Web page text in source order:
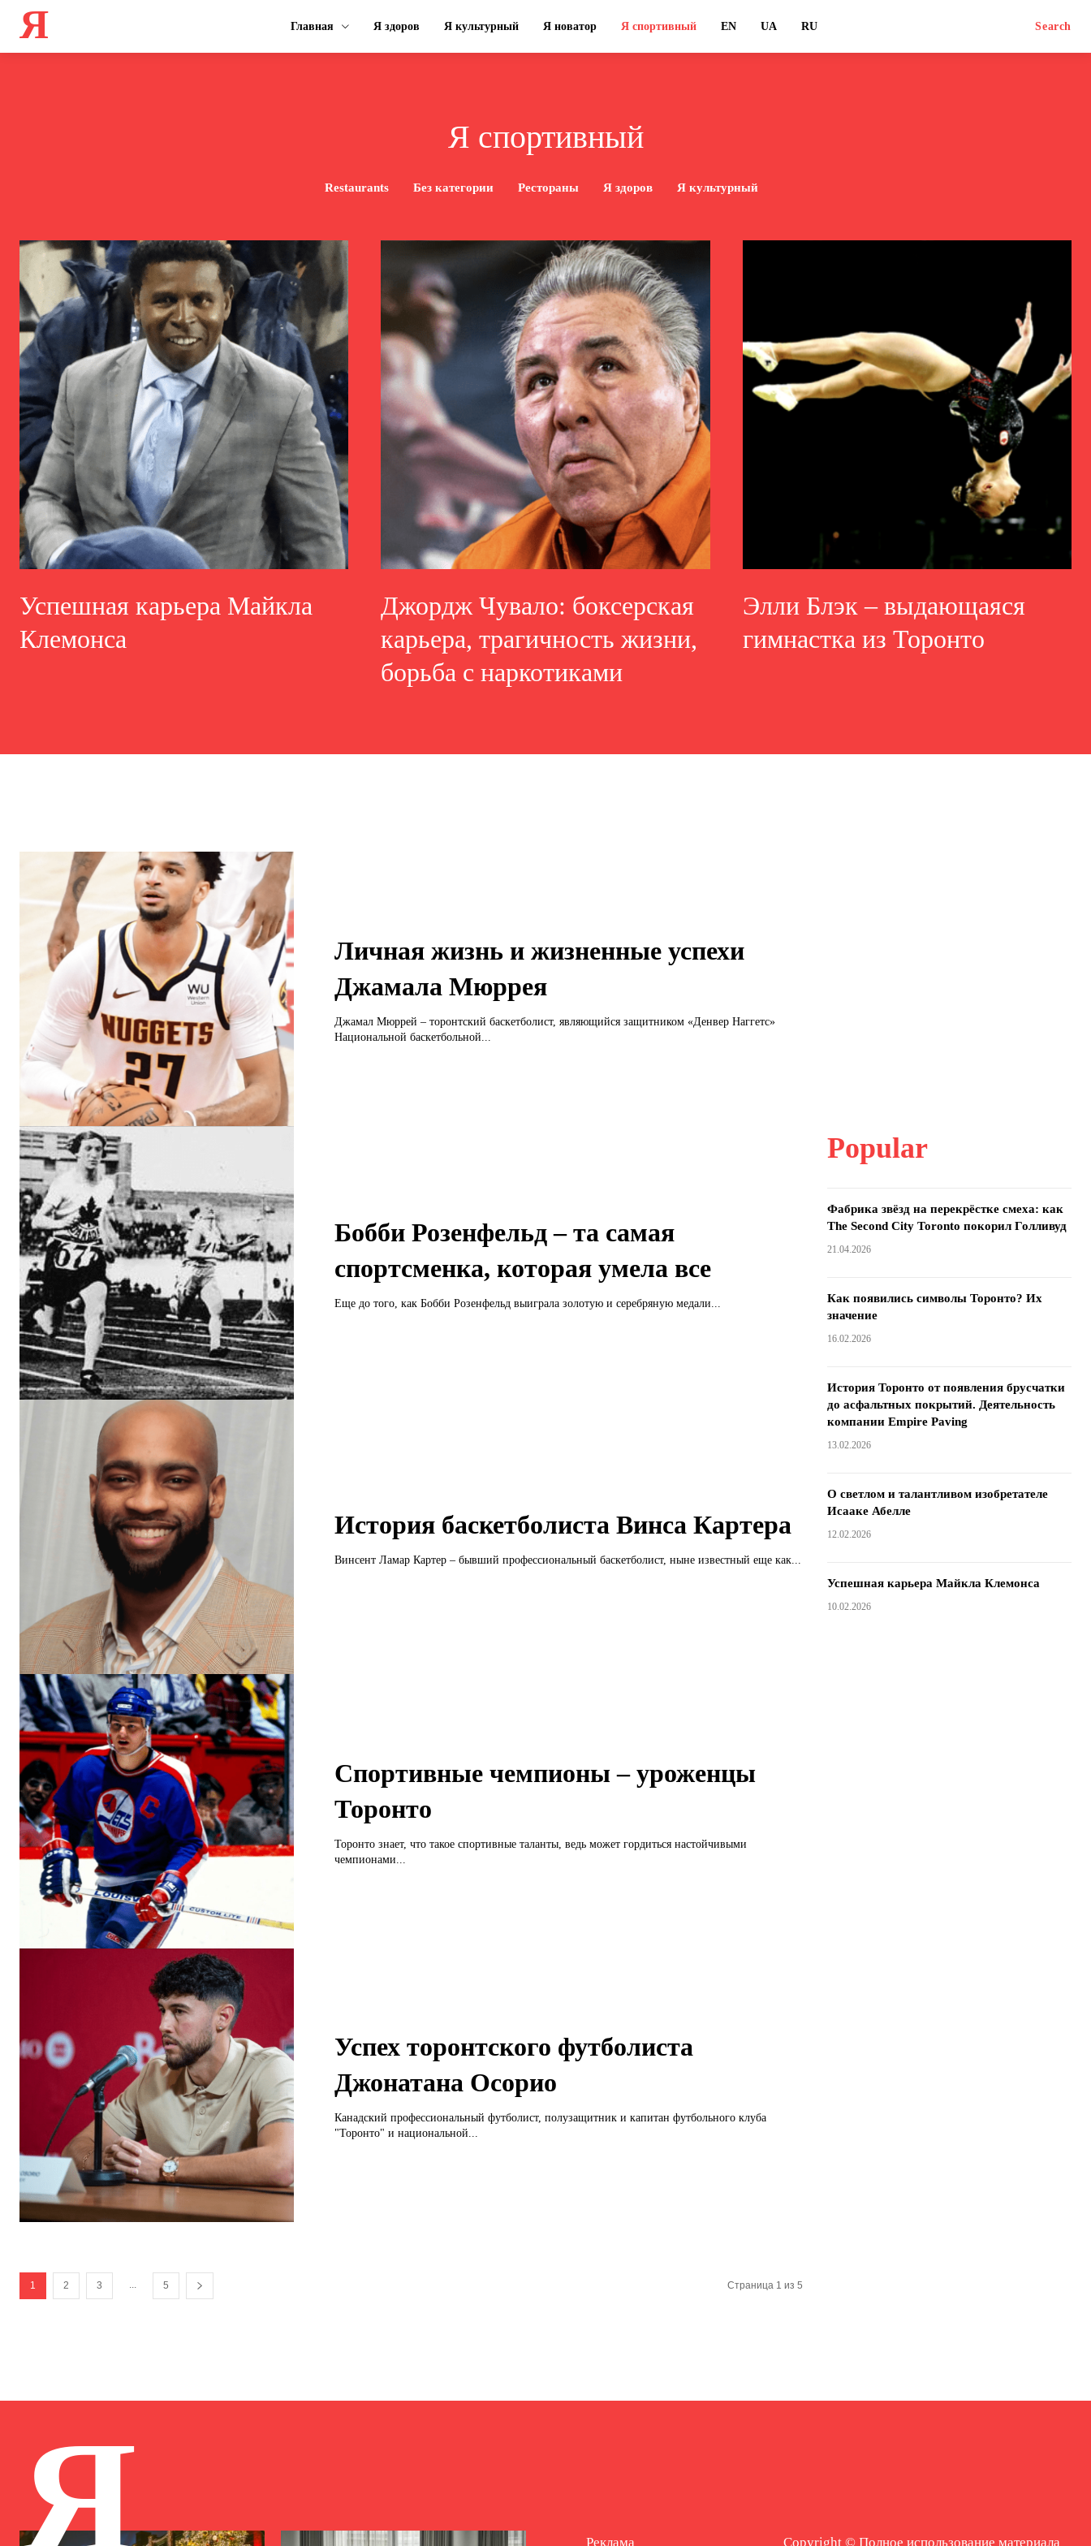
Я Главная Я здоров Я культурный Я новатор Я спортивный EN UA RU Search
Я спортивный
Restaurants Без категории Рестораны Я здоров Я культурный
Успешная карьера Майкла
Клемонса
Джордж Чувало: боксерская
карьера, трагичность жизни,
борьба с наркотиками
Элли Блэк – выдающаяся
гимнастка из Торонто
Личная жизнь и жизненные успехи
Джамала Мюррея
Джамал Мюррей – торонтский баскетболист, являющийся защитником «Денвер Наггетс»
Национальной баскетбольной...
Бобби Розенфельд – та самая
спортсменка, которая умела все
Еще до того, как Бобби Розенфельд выиграла золотую и серебряную медали...
История баскетболиста Винса Картера
Винсент Ламар Картер – бывший профессиональный баскетболист, ныне известный еще как...
Спортивные чемпионы – уроженцы
Торонто
Торонто знает, что такое спортивные таланты, ведь может гордиться настойчивыми
чемпионами...
Успех торонтского футболиста
Джонатана Осорио
Канадский профессиональный футболист, полузащитник и капитан футбольного клуба
"Торонто" и национальной...
1 2 3 ... 5 Страница 1 из 5
Popular
Фабрика звёзд на перекрёстке смеха: как
The Second City Toronto покорил Голливуд
21.04.2026
Как появились символы Торонто? Их
значение
16.02.2026
История Торонто от появления брусчатки
до асфальтных покрытий. Деятельность
компании Empire Paving
13.02.2026
О светлом и талантливом изобретателе
Исааке Абелле
12.02.2026
Успешная карьера Майкла Клемонса
10.02.2026
Я Реклама Copyright © Полное использование материала